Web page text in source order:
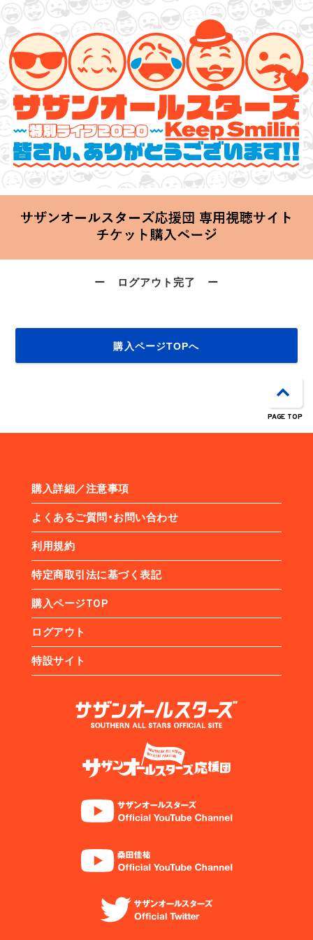
サザンオールスターズ 特別ライブ 2020
「Keep Smilin’～皆さん、ありがとうございます!!～」
2020.06.25 Thu 20:00 Start at 横浜アリーナ
ー ログアウト完了 ー
購入ページTOPへ
購入詳細／注意事項
よくあるご質問・お問い合わせ
利用規約
特定商取引法に基づく表記
購入ページTOP
ログアウト
特設サイト
PAGE TOP